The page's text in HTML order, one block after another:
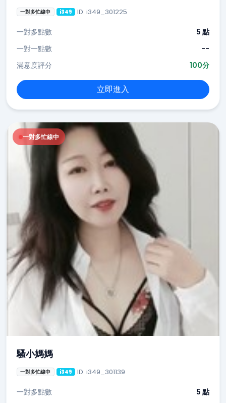
一對多忙線中 i349 ID: i349_301225
一對多點數
5 點
一對一點數
--
滿意度評分
100分
立即進入
一對多忙線中
騷小媽媽
一對多忙線中 i349 ID: i349_301139
一對多點數 5 點